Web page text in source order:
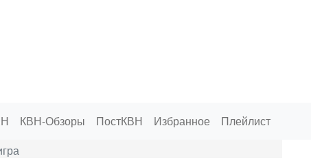
КВН-Обзоры ПостКВН Избранное Плейлист